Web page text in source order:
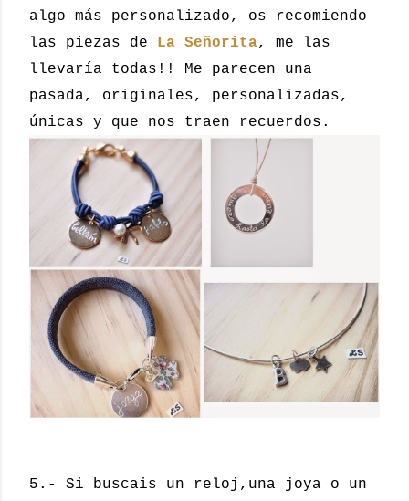
algo más personalizado, os recomiendo
las piezas de La Señorita, me las
llevaría todas!! Me parecen una
pasada, originales, personalizadas,
únicas y que nos traen recuerdos.
5.- Si buscais un reloj, una joya o un